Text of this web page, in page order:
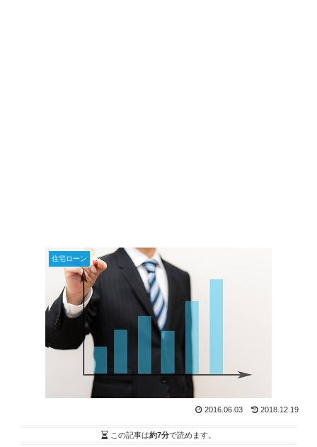
住宅ローン
2016.06.03 2018.12.19
この記事は約7分で読めます。